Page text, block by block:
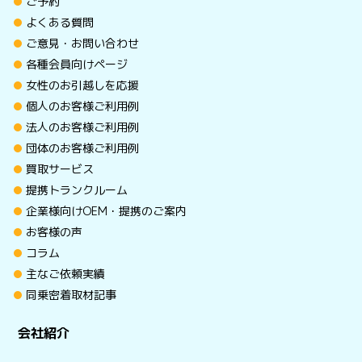
よくある質問
ご意見・お問い合わせ
各種会員向けページ
女性のお引越しを応援
個人のお客様ご利用例
法人のお客様ご利用例
団体のお客様ご利用例
買取サービス
提携トランクルーム
企業様向けOEM・提携のご案内
お客様の声
コラム
主なご依頼実績
同乗密着取材記事
会社紹介